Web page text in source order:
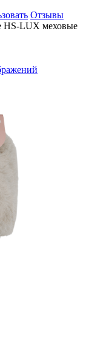
Отзывы
HS-LUX меховые